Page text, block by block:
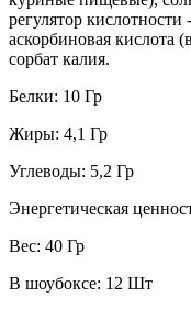
регулятор
аскорбиновая кислота
сорбат калия.
Белки: 10 Гр
Жиры: 4,1 Гр
Углеводы: 5,2 Гр
Энергетическая
Вес: 40 Гр
В шоубоксе: 12 Шт